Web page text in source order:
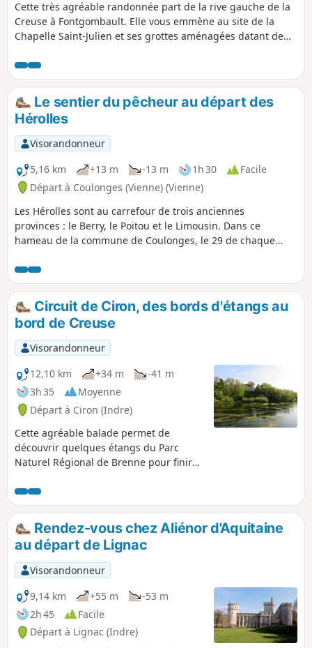
Cette très agréable randonnée part de la rive gauche de la
Creuse à Fontgombault. Elle vous emmène au site de la
Chapelle Saint-Julien et ses grottes aménagées datant de
d'impressionnantes falaises calcaires. Le Village du Bois
traversé, vous arrivez à Lurais et sa plage. Puis vous passez
à la rive droite pour atteindre Preuilly-la-Ville et le
mystérieux Bois des Dubes. Enfin, c'est la découverte de
l'incontournable Abbaye de Fontgombault.
Le sentier du pêcheur au départ des
Hérolles
Visorandonneur
5,16 km
+13 m -13 m 1h 30
Facile
Départ à Coulonges (Vienne) (Vienne)
Les Hérolles sont au carrefour de trois anciennes
provinces : le Berry, le Poitou et le Limousin. Dans ce
hameau de la commune de Coulonges, le 29 de chaque
en 1484. Forains, volaillers et brocanteurs sont au rendez-
vous. Les restaurateurs proposent le plat emblématique
depuis 50 ans : la tête de veau.
Circuit de Ciron, des bords d'étangs au
bord de Creuse
Visorandonneur
12,10 km
+34 m
-41 m
3h 35
Moyenne
Départ à Ciron (Indre)
Cette agréable balade permet de
découvrir quelques étangs du Parc
Naturel Régional de Brenne pour finir
belle vue sur le château de Romefort.
Rendez-vous chez Aliénor d'Aquitaine
au départ de Lignac
Visorandonneur
9,14 km
+55 m
-53 m
2h 45
Facile
Départ à Lignac (Indre)